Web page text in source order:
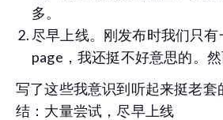
多。
尽早上线。刚发布时我们只有
page，我还挺不好意思的。然
写了这些我意识到听起来挺老套
结：大量尝试，尽早上线